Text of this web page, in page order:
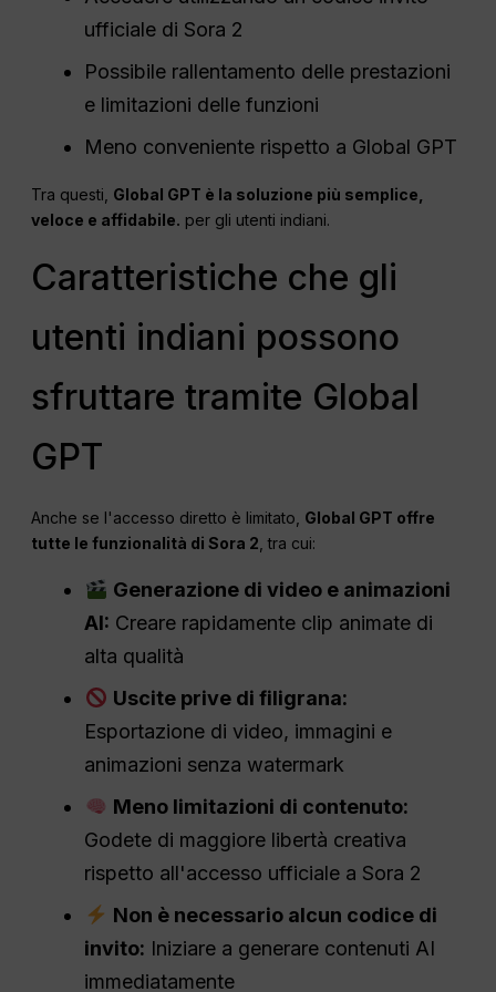
ufficiale di Sora 2
Possibile rallentamento delle prestazioni
e limitazioni delle funzioni
Meno conveniente rispetto a Global GPT
Tra questi, Global GPT è la soluzione più semplice,
veloce e affidabile. per gli utenti indiani.
Caratteristiche che gli
utenti indiani possono
sfruttare tramite Global
GPT
Anche se l'accesso diretto è limitato, Global GPT offre
tutte le funzionalità di Sora 2, tra cui:
Generazione di video e animazioni
AI: Creare rapidamente clip animate di
alta qualità
Uscite prive di filigrana:
Esportazione di video, immagini e
animazioni senza watermark
Meno limitazioni di contenuto:
Godete di maggiore libertà creativa
rispetto all'accesso ufficiale a Sora 2
Non è necessario alcun codice di
invito: Iniziare a generare contenuti AI
immediatamente